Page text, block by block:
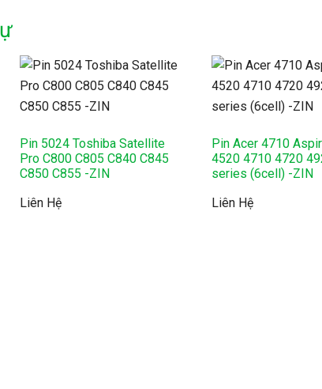
Pin 5024 Toshiba Satellite
Pro C800 C805 C840 C845
C850 C855 -ZIN
Liên Hệ
Pin Acer 4710
4520 4710 4720
series (6cell) -ZIN
Liên Hệ